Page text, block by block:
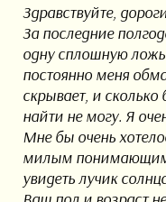
Здравствуйте,
За последние
одну сплошную
постоянно меня
скрывает, и
найти не могу. Я
Мне бы очень
милым понимающим
увидеть лучик